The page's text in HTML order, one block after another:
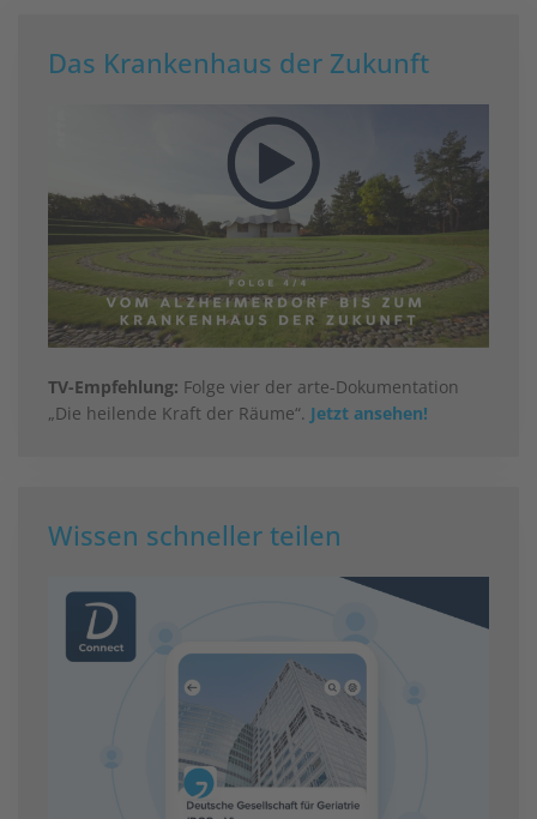
Das Krankenhaus der Zukunft
TV-Empfehlung: Folge vier der arte-Dokumentation
„Die heilende Kraft der Räume“. Jetzt ansehen!
Wissen schneller teilen